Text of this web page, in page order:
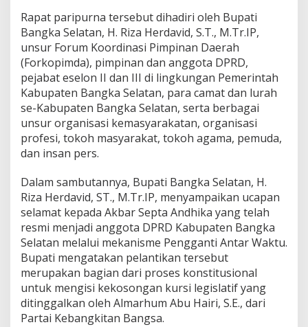
Rapat paripurna tersebut dihadiri oleh Bupati
Bangka Selatan, H. Riza Herdavid, S.T., M.Tr.IP,
unsur Forum Koordinasi Pimpinan Daerah
(Forkopimda), pimpinan dan anggota DPRD,
pejabat eselon II dan III di lingkungan Pemerintah
Kabupaten Bangka Selatan, para camat dan lurah
se-Kabupaten Bangka Selatan, serta berbagai
unsur organisasi kemasyarakatan, organisasi
profesi, tokoh masyarakat, tokoh agama, pemuda,
dan insan pers.
Dalam sambutannya, Bupati Bangka Selatan, H.
Riza Herdavid, ST., M.Tr.IP, menyampaikan ucapan
selamat kepada Akbar Septa Andhika yang telah
resmi menjadi anggota DPRD Kabupaten Bangka
Selatan melalui mekanisme Pengganti Antar Waktu.
Bupati mengatakan pelantikan tersebut
merupakan bagian dari proses konstitusional
untuk mengisi kekosongan kursi legislatif yang
ditinggalkan oleh Almarhum Abu Hairi, S.E., dari
Partai Kebangkitan Bangsa.